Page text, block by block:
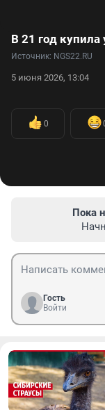
Источник: NGS22.RU
5 июня 2026, 13:04
0
Пока
Гость
Войти